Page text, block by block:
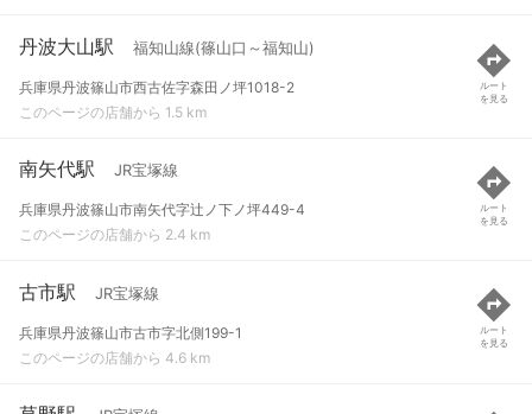
丹波大山駅 福知山線(篠山口～福知山)
兵庫県丹波篠山市西古佐字森田ノ坪1018-2
このページの店舗から 1.5 km
ルート
を見る
南矢代駅 JR宝塚線
兵庫県丹波篠山市南矢代字辻ノ下ノ坪449-4
このページの店舗から 2.4 km
ルート
を見る
古市駅 JR宝塚線
兵庫県丹波篠山市古市字北側199-1
このページの店舗から 4.6 km
ルート
を見る